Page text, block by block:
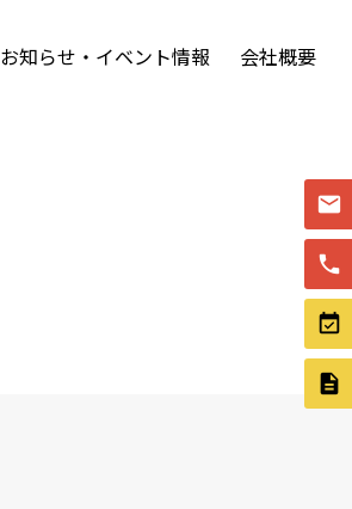
お知らせ・イベント情報 会社概要